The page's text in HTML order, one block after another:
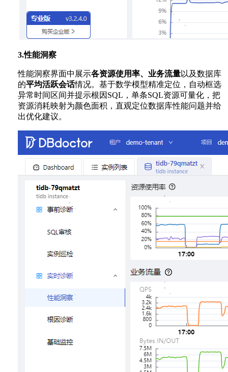
3.性能洞察
性能洞察界面中展示各资源使用率、业务流量以及数据库
的平均活跃会话情况。基于数学模型精准定位，自动框选
异常时间区间并提示根因SQL，单条SQL资源可量化，把
资源消耗映射为颜色面积，直观定位数据库性能问题并给
出优化建议。